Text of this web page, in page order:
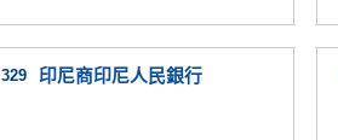
329 印尼商印尼人民銀行